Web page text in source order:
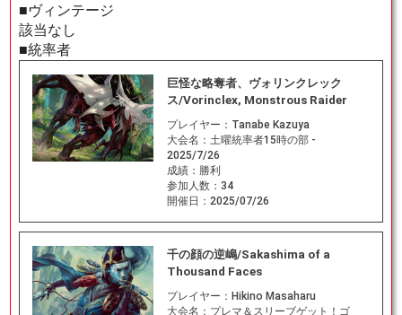
■ヴィンテージ
該当なし
■統率者
巨怪な略奪者、ヴォリンクレック
ス/Vorinclex, Monstrous Raider
プレイヤー： Tanabe Kazuya
大会名： 土曜統率者15時の部 -
2025/7/26
成績： 勝利
参加人数： 34
開催日： 2025/07/26
千の顔の逆嶋/Sakashima of a
Thousand Faces
プレイヤー： Hikino Masaharu
大会名： プレマ＆スリーブゲット！ゴ